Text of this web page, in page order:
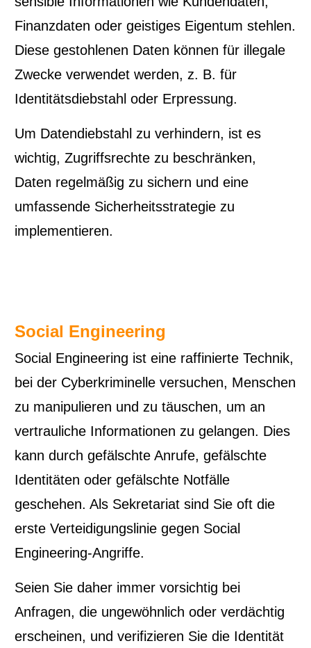
Finanzdaten oder geistiges Eigentum stehlen.
Diese gestohlenen Daten können für illegale
Zwecke verwendet werden, z. B. für
Identitätsdiebstahl oder Erpressung.
Um Datendiebstahl zu verhindern, ist es
wichtig, Zugriffsrechte zu beschränken,
Daten regelmäßig zu sichern und eine
umfassende Sicherheitsstrategie zu
implementieren.
Social Engineering
Social Engineering ist eine raffinierte Technik,
bei der Cyberkriminelle versuchen, Menschen
zu manipulieren und zu täuschen, um an
vertrauliche Informationen zu gelangen. Dies
kann durch gefälschte Anrufe, gefälschte
Identitäten oder gefälschte Notfälle
geschehen. Als Sekretariat sind Sie oft die
erste Verteidigungslinie gegen Social
Engineering-Angriffe.
Seien Sie daher immer vorsichtig bei
Anfragen, die ungewöhnlich oder verdächtig
erscheinen, und verifizieren Sie die Identität